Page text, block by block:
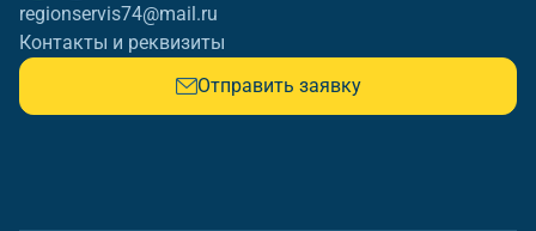
regionservis74@mail.ru
Контакты и реквизиты
Отправить заявку